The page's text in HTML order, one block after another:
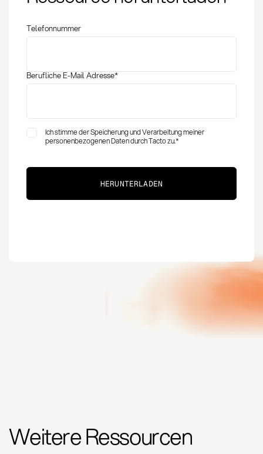
Anwendung und
Telefonnummer
Berufliche E-Mail Adresse*
Ich stimme der Speicherung und Verarbeitung meiner
personenbezogenen Daten durch Tacto zu.*
Weitere Ressourcen